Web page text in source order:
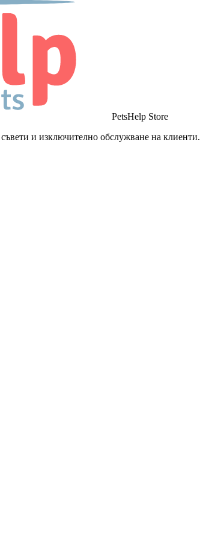
PetsHelp Store
и изключително обслужване на клиенти.